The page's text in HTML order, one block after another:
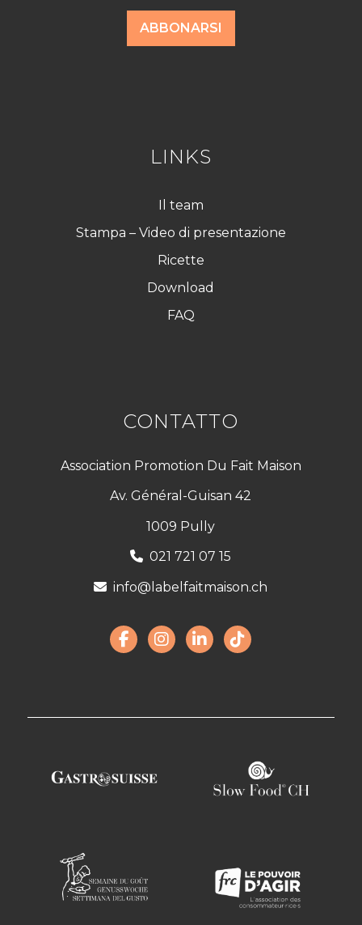
ABBONARSI
LINKS
Il team
Stampa – Video di presentazione
Ricette
Download
FAQ
CONTATTO
Association Promotion Du Fait Maison
Av. Général-Guisan 42
1009 Pully
021 721 07 15
info@labelfaitmaison.ch